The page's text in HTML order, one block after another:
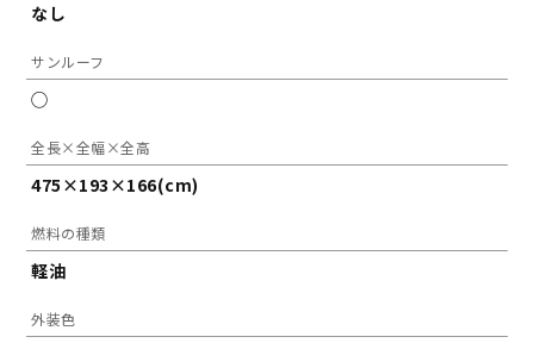
なし
サンルーフ
◯
全長×全幅×全高
475×193×166(cm)
燃料の種類
軽油
外装色